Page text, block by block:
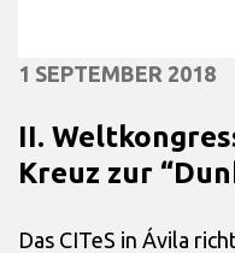
1 SEPTEMBER 2018
II.
Kreuz zur
Das CITeS in Ávila